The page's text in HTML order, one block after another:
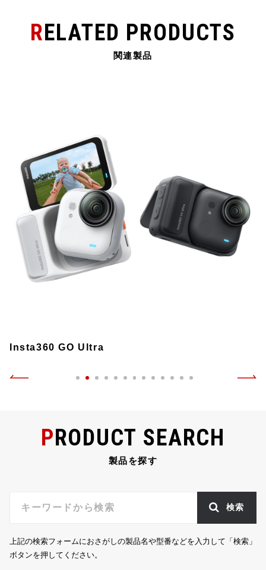
RELATED PRODUCTS
関連製品
Insta360 GO Ultra
PRODUCT SEARCH
製品を探す
検索
上記の検索フォームにおさがしの製品名や型番などを入力して「検索」
ボタンを押してください。